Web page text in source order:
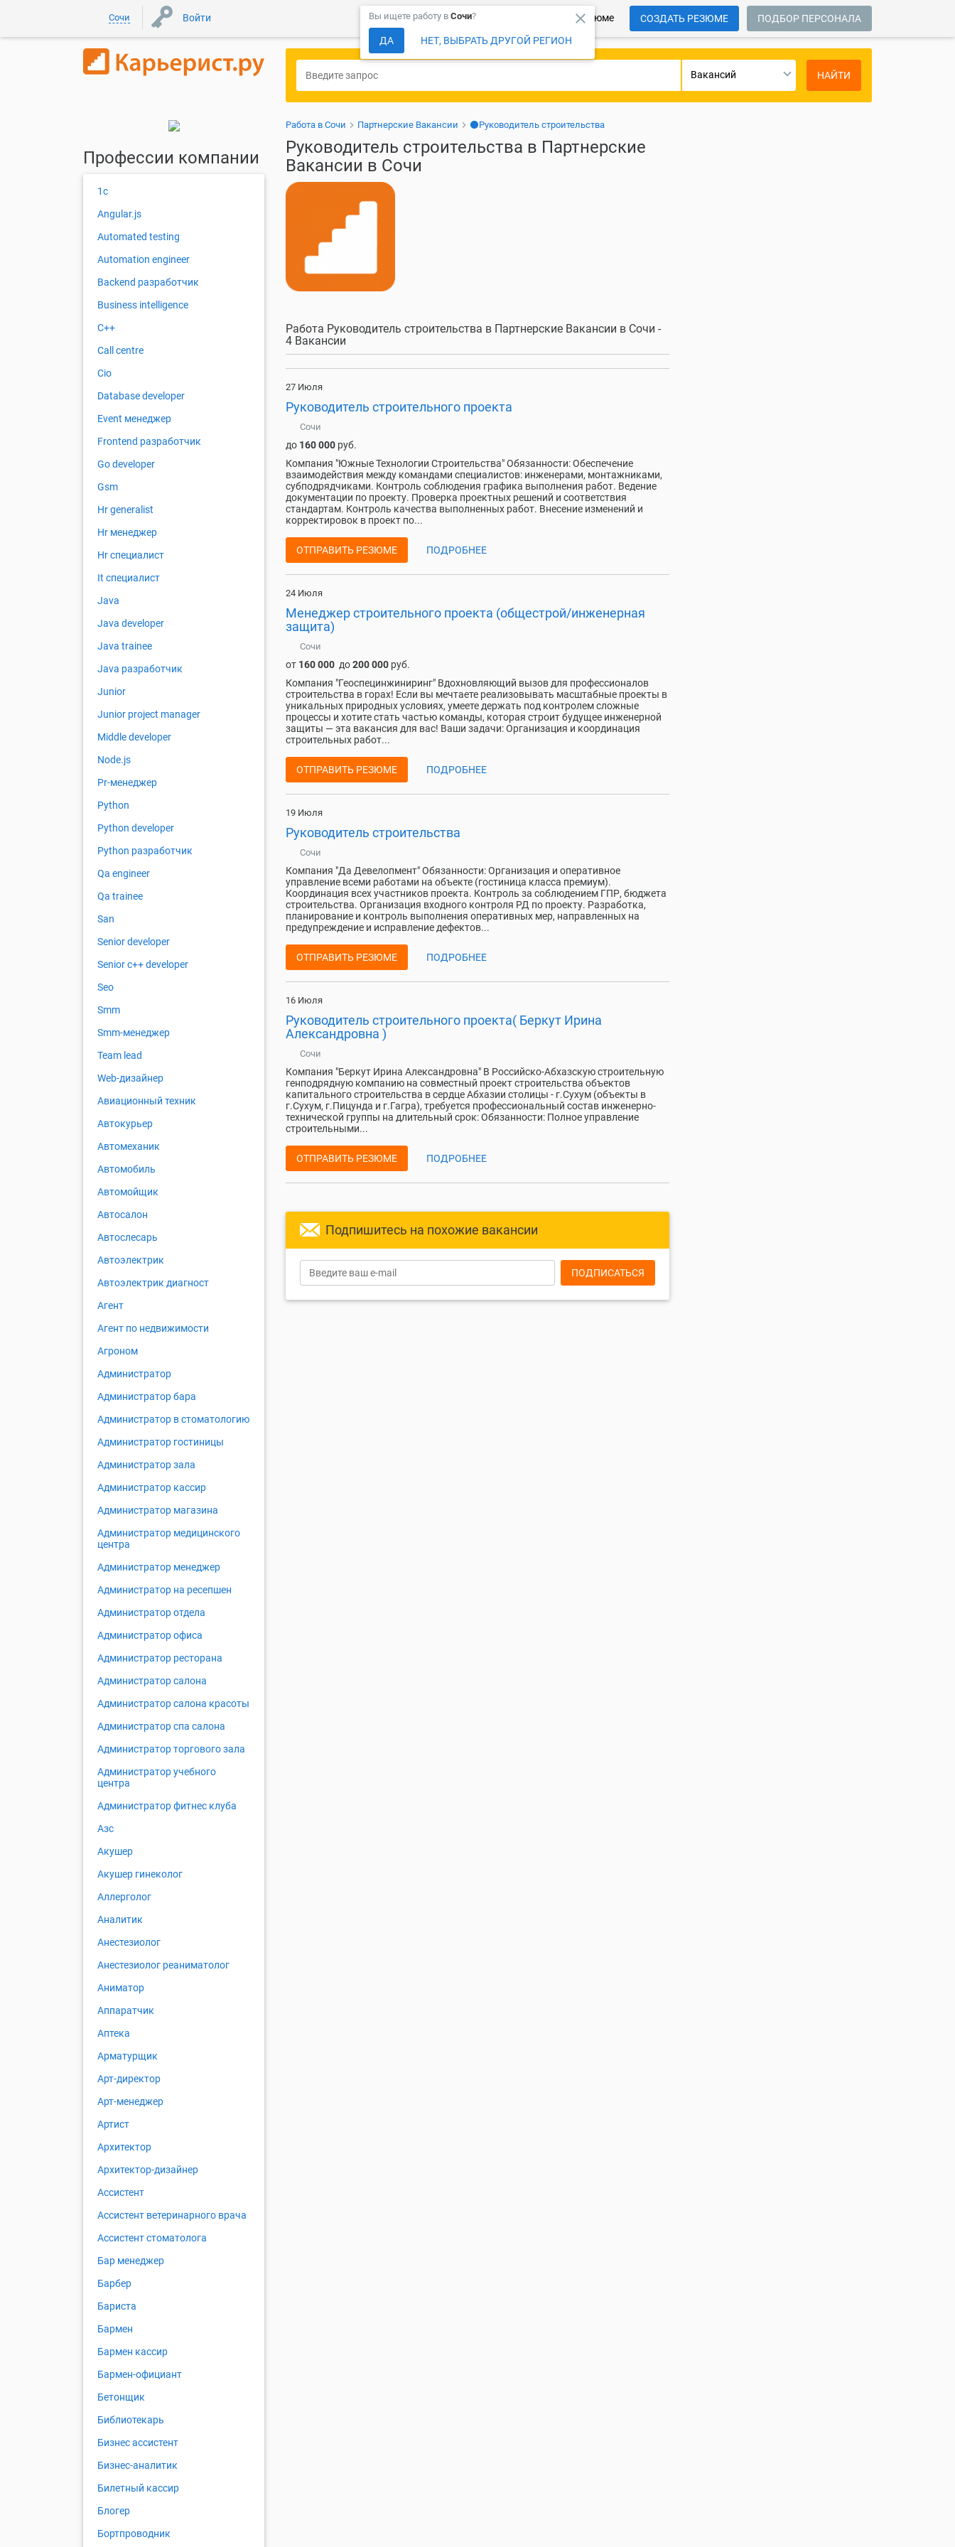
Сочи Войти СОЗДАТЬ РЕЗЮМЕ ПОДБОР ПЕРСОНАЛА
Более 150 000 компаний ждут Ваше резюме
close
Вы ищете работу в Сочи?
ДА НЕТ, ВЫБРАТЬ ДРУГОЙ РЕГИОН
Вакансий НАЙТИ
Работа в Сочи Партнерские Вакансии ⚫Руководитель строительства
Руководитель строительства в Партнерские
Вакансии в Сочи
Работа Руководитель строительства в Партнерские Вакансии в Сочи -
4 Вакансии
27 Июля
Руководитель строительного проекта
Сочи
до 160 000 руб.
Компания "Южные Технологии Строительства" Обязанности: Обеспечение
взаимодействия между командами специалистов: инженерами, монтажниками,
субподрядчиками. Контроль соблюдения графика выполнения работ. Ведение
документации по проекту. Проверка проектных решений и соответствия
стандартам. Контроль качества выполненных работ. Внесение изменений и
корректировок в проект по...
ОТПРАВИТЬ РЕЗЮМЕ ПОДРОБНЕЕ
24 Июля
Менеджер строительного проекта (общестрой/инженерная
защита)
Сочи
от 160 000 до200 000 руб.
Компания "Геоспецинжиниринг" Вдохновляющий вызов для профессионалов
строительства в горах! Если вы мечтаете реализовывать масштабные проекты в
уникальных природных условиях, умеете держать под контролем сложные
процессы и хотите стать частью команды, которая строит будущее инженерной
защиты — эта вакансия для вас! Ваши задачи: Организация и координация
строительных работ...
ОТПРАВИТЬ РЕЗЮМЕ ПОДРОБНЕЕ
19 Июля
Руководитель строительства
Сочи
Компания "Да Девелопмент" Обязанности: Организация и оперативное
управление всеми работами на объекте (гостиница класса премиум).
Координация всех участников проекта. Контроль за соблюдением ГПР, бюджета
строительства. Организация входного контроля РД по проекту. Разработка,
планирование и контроль выполнения оперативных мер, направленных на
предупреждение и исправление дефектов...
ОТПРАВИТЬ РЕЗЮМЕ ПОДРОБНЕЕ
16 Июля
Руководитель строительного проекта( Беркут Ирина
Александровна )
Сочи
Компания "Беркут Ирина Александровна" В Российско-Абхазскую строительную
генподрядную компанию на совместный проект строительства объектов
капитального строительства в сердце Абхазии столицы - г.Сухум (объекты в
г.Сухум, г.Пицунда и г.Гагра), требуется профессиональный состав инженерно-
технической группы на длительный срок: Обязанности: Полное управление
строительными...
ОТПРАВИТЬ РЕЗЮМЕ ПОДРОБНЕЕ
Подпишитесь на похожие вакансии
ПОДПИСАТЬСЯ
Профессии компании
1с
Angular.js
Automated testing
Automation engineer
Backend разработчик
Business intelligence
C++
Call centre
Cio
Database developer
Event менеджер
Frontend разработчик
Go developer
Gsm
Hr generalist
Hr менеджер
Hr специалист
It специалист
Java
Java developer
Java trainee
Java разработчик
Junior
Junior project manager
Middle developer
Node.js
Pr-менеджер
Python
Python developer
Python разработчик
Qa engineer
Qa trainee
San
Senior developer
Senior с++ developer
Seo
Smm
Smm-менеджер
Team lead
Web-дизайнер
Авиационный техник
Автокурьер
Автомеханик
Автомобиль
Автомойщик
Автосалон
Автослесарь
Автоэлектрик
Автоэлектрик диагност
Агент
Агент по недвижимости
Агроном
Администратор
Администратор бара
Администратор в стоматологию
Администратор гостиницы
Администратор зала
Администратор кассир
Администратор магазина
Администратор медицинского
центра
Администратор менеджер
Администратор на ресепшен
Администратор отдела
Администратор офиса
Администратор ресторана
Администратор салона
Администратор салона красоты
Администратор спа салона
Администратор торгового зала
Администратор учебного
центра
Администратор фитнес клуба
Азс
Акушер
Акушер гинеколог
Аллерголог
Аналитик
Анестезиолог
Анестезиолог реаниматолог
Аниматор
Аппаратчик
Аптека
Арматурщик
Арт-директор
Арт-менеджер
Артист
Архитектор
Архитектор-дизайнер
Ассистент
Ассистент ветеринарного врача
Ассистент стоматолога
Бар менеджер
Барбер
Бариста
Бармен
Бармен кассир
Бармен-официант
Бетонщик
Библиотекарь
Бизнес ассистент
Бизнес-аналитик
Билетный кассир
Блогер
Бортпроводник